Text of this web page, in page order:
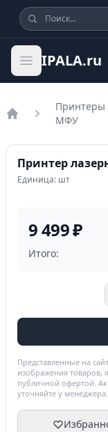
IPALA.ru
Принтеры
МФУ
Принтер
Единица: шт
9 499 ₽
Итого:
Представленные на
изображения товаров,
публичной офертой.
уточняйте у менеджера.